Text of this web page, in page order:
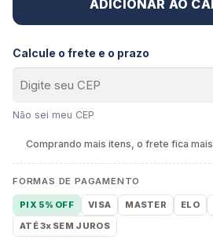
ADICIONAR AO
Calcule o frete e o prazo
Não sei meu CEP
Comprando mais itens, o frete fica
FORMAS DE PAGAMENTO
PIX 5% OFF VISA MASTER ELO
ATÉ 3x SEM JUROS